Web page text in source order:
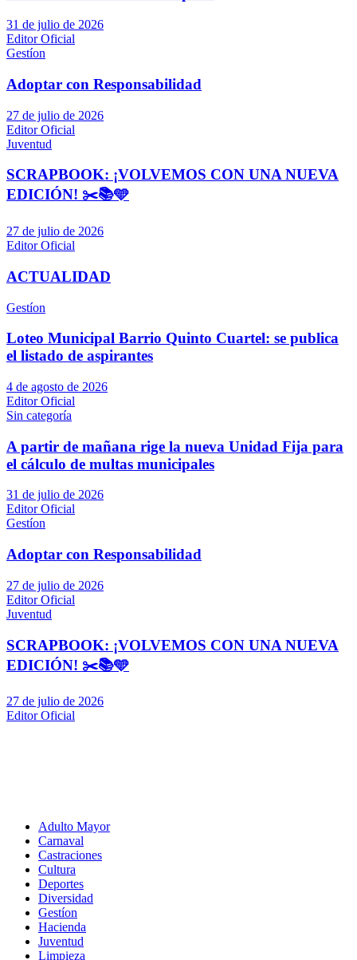
31 de julio de 2026
Editor Oficial
Gestíon
Adoptar con Responsabilidad
27 de julio de 2026
Editor Oficial
Juventud
SCRAPBOOK: ¡VOLVEMOS CON UNA NUEVA
EDICIÓN! ✂️📚🩵
27 de julio de 2026
Editor Oficial
ACTUALIDAD
Gestíon
Loteo Municipal Barrio Quinto Cuartel: se publica
el listado de aspirantes
4 de agosto de 2026
Editor Oficial
Sin categoría
A partir de mañana rige la nueva Unidad Fija para
el cálculo de multas municipales
31 de julio de 2026
Editor Oficial
Gestíon
Adoptar con Responsabilidad
27 de julio de 2026
Editor Oficial
Juventud
SCRAPBOOK: ¡VOLVEMOS CON UNA NUEVA
EDICIÓN! ✂️📚🩵
27 de julio de 2026
Editor Oficial
Adulto Mayor
Carnaval
Castraciones
Cultura
Deportes
Diversidad
Gestíon
Hacienda
Juventud
Limpieza